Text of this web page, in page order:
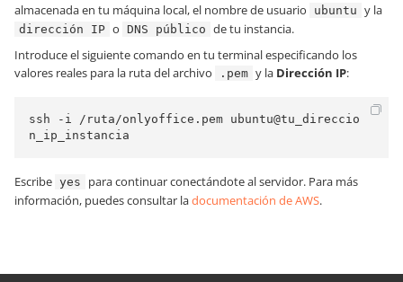
almacenada en tu máquina local, el nombre de usuario
ubuntu y la
dirección IP o DNS público de tu instancia.
Introduce el siguiente comando en tu terminal especificando los
valores reales para la ruta del archivo
.pem y la Dirección IP:
ssh -i /ruta/onlyoffice.pem ubuntu@tu_direccio
n_ip_instancia
Escribe yes
para continuar conectándote al servidor. Para más
información, puedes consultar ladocumentación de AWS.